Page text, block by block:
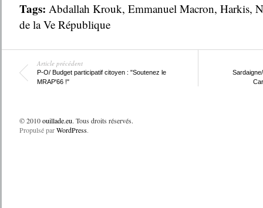
Tags: Abdallah Krouk, Emmanuel Macron, Harkis,
de la Ve République
Article précédent
P-O/ Budget participatif citoyen : "Soutenez le
MRAP'66 !"
© 2010ouillade.eu. Tous droits réservés.
Propulsé parWordPress.